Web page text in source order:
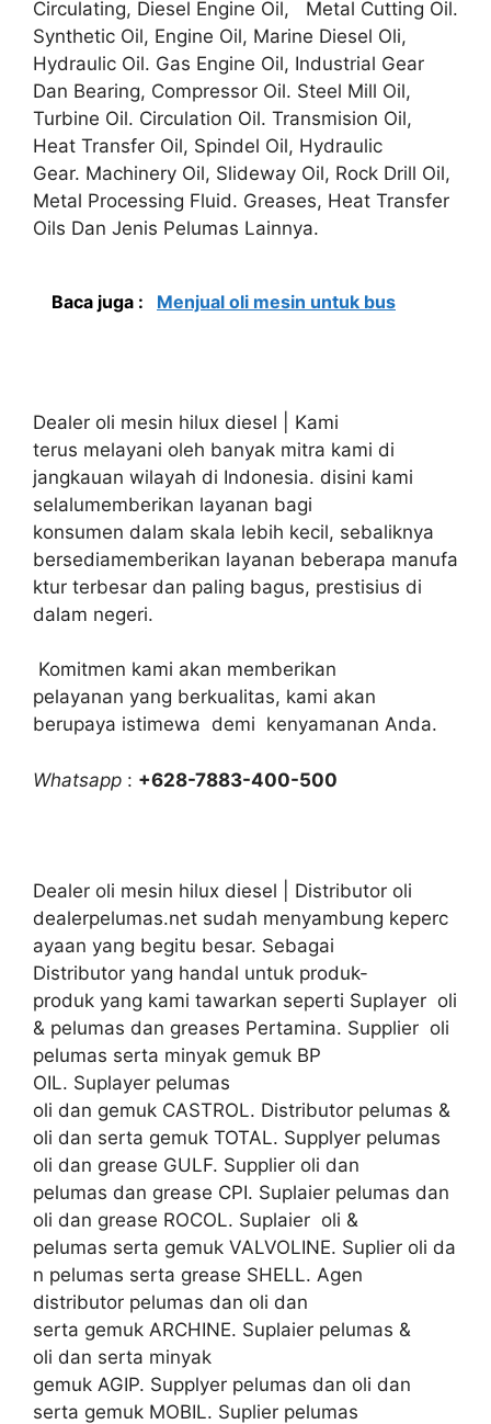
Circulating, Diesel Engine Oil, Metal Cutting Oil.
Synthetic Oil, Engine Oil, Marine Diesel Oli,
Hydraulic Oil. Gas Engine Oil, Industrial Gear
Dan Bearing, Compressor Oil. Steel Mill Oil,
Turbine Oil. Circulation Oil. Transmision Oil,
Heat Transfer Oil, Spindel Oil, Hydraulic
Gear. Machinery Oil, Slideway Oil, Rock Drill Oil,
Metal Processing Fluid. Greases, Heat Transfer
Oils Dan Jenis Pelumas Lainnya.
Baca juga : Menjual oli mesin untuk bus
Dealer oli mesin hilux diesel | Kami
terus melayani oleh banyak mitra kami di
jangkauan wilayah di Indonesia. disini kami
selalumemberikan layanan bagi
konsumen dalam skala lebih kecil, sebaliknya
bersediamemberikan layanan beberapa manufa
ktur terbesar dan paling bagus, prestisius di
dalam negeri.
Komitmen kami akan memberikan
pelayanan yang berkualitas, kami akan
berupaya istimewa demi kenyamanan Anda.
Whatsapp : +628-7883-400-500
Dealer oli mesin hilux diesel | Distributor oli
dealerpelumas.net sudah menyambung keperc
ayaan yang begitu besar. Sebagai
Distributor yang handal untuk produk-
produk yang kami tawarkan seperti Suplayer oli
& pelumas dan greases Pertamina. Supplier oli
pelumas serta minyak gemuk BP
OIL. Suplayer pelumas
oli dan gemuk CASTROL. Distributor pelumas &
oli dan serta gemuk TOTAL. Supplyer pelumas
oli dan grease GULF. Supplier oli dan
pelumas dan grease CPI. Suplaier pelumas dan
oli dan grease ROCOL. Suplaier oli &
pelumas serta gemuk VALVOLINE. Suplier oli da
n pelumas serta grease SHELL. Agen
distributor pelumas dan oli dan
serta gemuk ARCHINE. Suplaier pelumas &
oli dan serta minyak
gemuk AGIP. Supplyer pelumas dan oli dan
serta gemuk MOBIL. Suplier pelumas